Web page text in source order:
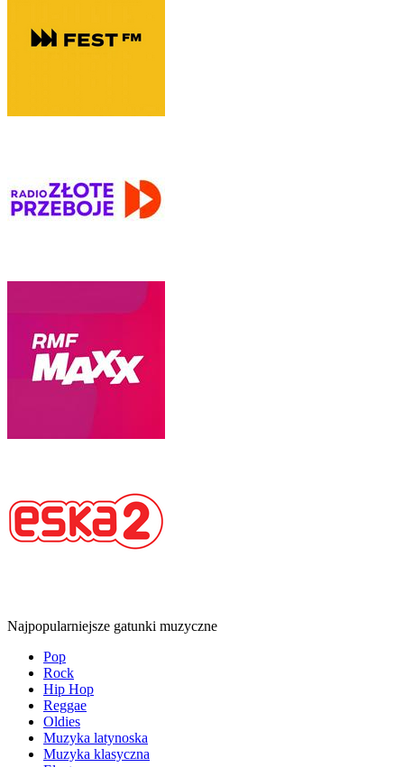
Najpopularniejsze gatunki muzyczne
Pop
Rock
Hip Hop
Reggae
Oldies
Muzyka latynoska
Muzyka klasyczna